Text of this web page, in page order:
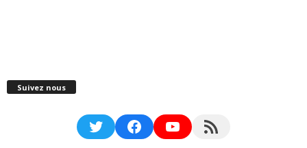
Suivez nous
TwitterFacebookYouTubeRSS Feed